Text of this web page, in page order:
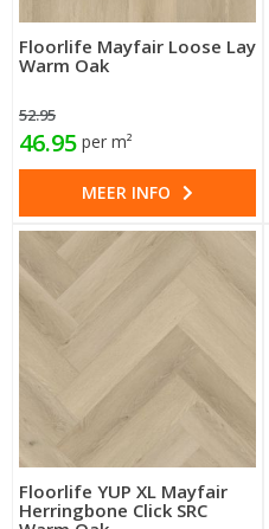
Floorlife Mayfair Loose Lay
Warm Oak
52.95
46.95 per m²
MEER INFO
Floorlife YUP XL Mayfair
Herringbone Click SRC